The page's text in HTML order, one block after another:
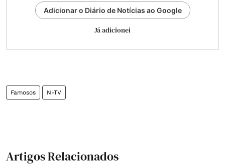
Adicionar o Diário de Notícias ao Google
Já adicionei
Famosos N-TV
Artigos Relacionados